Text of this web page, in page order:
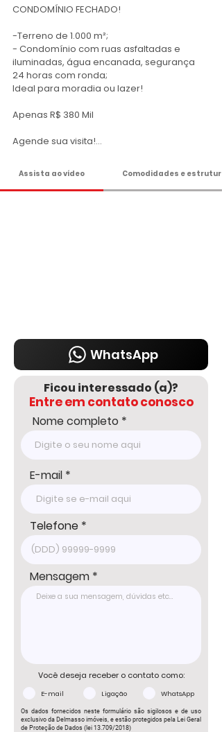
CONDOMÍNIO FECHADO!
-Terreno de 1.000 m²;
- Condomínio com ruas asfaltadas e
iluminadas, água encanada, segurança
24 horas com ronda;
Ideal para moradia ou lazer!
Apenas R$ 380 Mil
Agende sua visita!
DELMASSO IMÓVEIS - DESDE 1980
Tel: 15 3241.2846
WhatsApp: 15 98178-0158
Assista ao vídeo Comodidades e estrutura
WhatsApp
Ficou interessado (a)?
Entre em contato conosco
Nome completo
E-mail
Telefone
Mensagem
Você deseja receber o contato como:
E-mail Ligação WhatsApp
Os dados fornecidos neste formulário são sigilosos e de uso
exclusivo da Delmasso imóveis, e estão protegidos pela Lei Geral
de Proteção de Dados (lei 13.709/2018)